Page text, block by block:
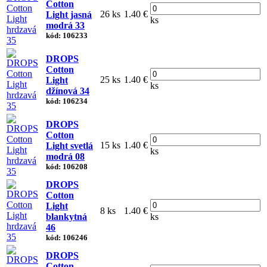
Cotton
Light jasná
modrá 33
kód: 106233
26 ks 1.40 €
ks
DROPS
Cotton
Light
džínová 34
kód: 106234
25 ks 1.40 €
ks
DROPS
Cotton
Light svetlá
modrá 08
kód: 106208
15 ks 1.40 €
ks
DROPS
Cotton
Light
blankytná
46
kód: 106246
8 ks 1.40 €
ks
DROPS